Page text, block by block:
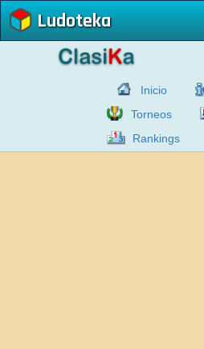
Ludoteka
Inicio
Torneos
Rankings